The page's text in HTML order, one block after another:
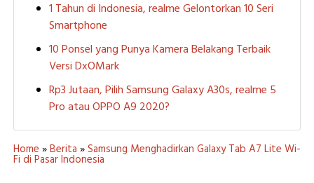
1 Tahun di Indonesia, realme Gelontorkan 10 Seri
Smartphone
10 Ponsel yang Punya Kamera Belakang Terbaik
Versi DxOMark
Rp3 Jutaan, Pilih Samsung Galaxy A30s, realme 5
Pro atau OPPO A9 2020?
Home »Berita »Samsung Menghadirkan Galaxy Tab A7 Lite Wi-
Fi di Pasar Indonesia